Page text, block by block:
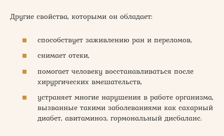
Другие свойства, которыми он обладает:
способствует заживлению ран и переломов,
снимает отеки,
помогает человеку восстанавливаться после
хирургических вмешательств,
устраняет многие нарушения в работе организма,
вызванные такими заболеваниями как сахарный
диабет, авитаминоз, гормональный дисбаланс.